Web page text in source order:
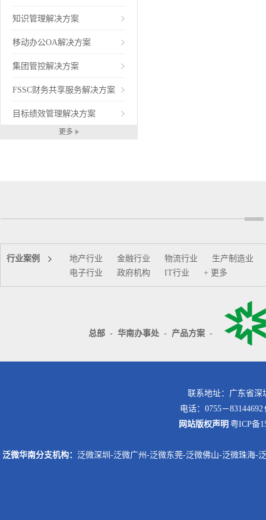
知识管理解决方案
移动办公OA解决方案
集团管控解决方案
FSSC财务共享服务解决方案
目标绩效管理解决方案
更多
行业案例 地产行业 金融行业 物流行业
生产制造业
电子行业
政府机构 IT行业 + 更多
总部 - 华南办事处 - 产品方案 -
联系地址：广东省深
电话：0755－
网站版权声明 粤ICP备
泛微华南分支机构： 泛微深圳 -泛微广州 -泛微东莞-泛微佛山-泛微珠海-